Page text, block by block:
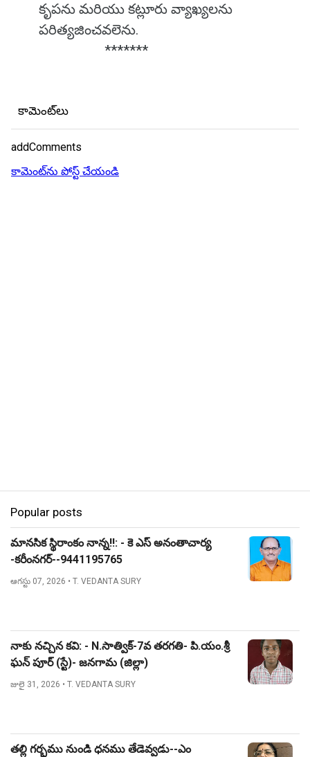
కృపను మరియు కట్లూరు వ్యాఖ్యలను
పరిత్యజించవలెను.
*******
కామెంట్‌లు
addComments
కామెంట్‌ను పోస్ట్ చేయండి
Popular posts
మానసిక స్థిరాంకం నాన్న!!: - కె ఎస్ అనంతాచార్య
-కరీంనగర్--9441195765
ఆగస్టు 07, 2026 • T. VEDANTA SURY
నాకు నచ్చిన కవి: - N.సాత్విక్-7వ తరగతి- పి.యం.శ్రీ
ఘన్ పూర్ (స్టే)- జనగామ (జిల్లా)
జులై 31, 2026 • T. VEDANTA SURY
తల్లి గర్భము నుండి ధనము తేడెవ్వడు--ఎం